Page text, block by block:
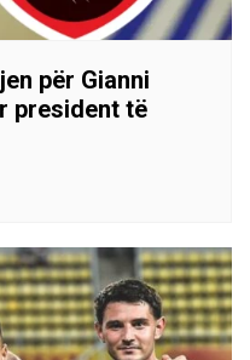
për Gianni
president të